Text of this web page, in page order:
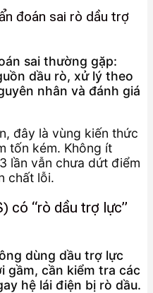
đoán sai rò dầu trợ
sai thường gặp:
dầu rò, xử lý theo
nhân và đánh giá
đây là vùng kiến thức
tốn kém. Không ít
lần vẫn chưa dứt điểm
chất lỗi.
có “rò dầu trợ lực”
dùng dầu trợ lực
gầm, cần kiểm tra các
hệ lái điện bị rò dầu.